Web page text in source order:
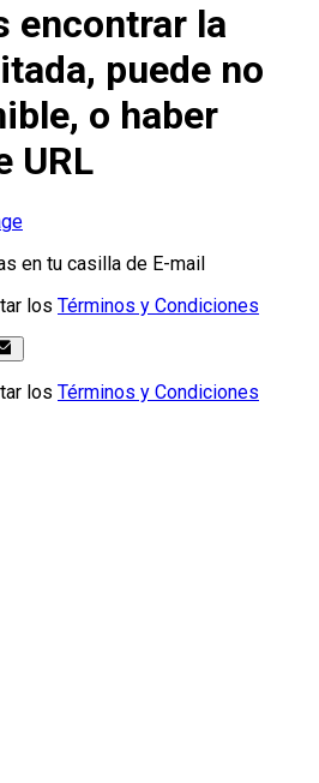
encontrar la
puede no
o haber
URL
en tu casilla de E-mail
los Términos y Condiciones
los Términos y Condiciones